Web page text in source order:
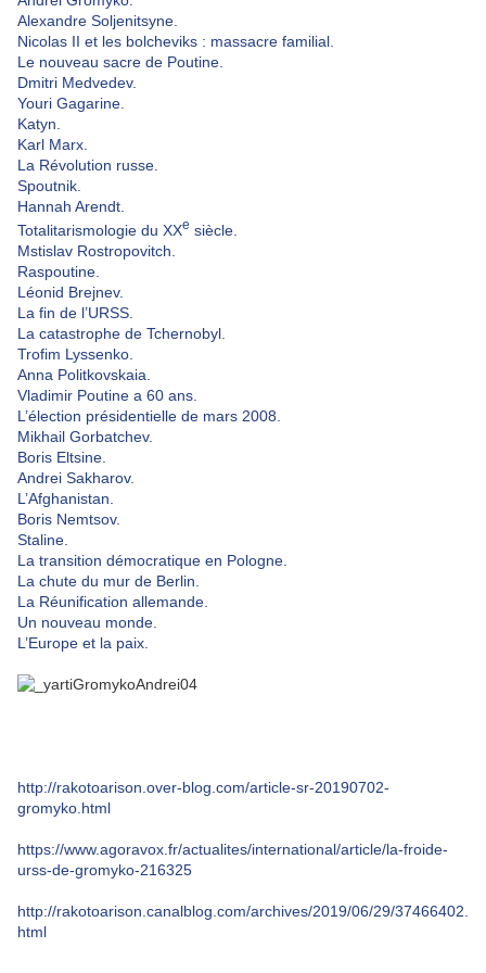
Alexandre Soljenitsyne.
Nicolas II et les bolcheviks : massacre familial.
Le nouveau sacre de Poutine.
Dmitri Medvedev.
Youri Gagarine.
Katyn.
Karl Marx.
La Révolution russe.
Spoutnik.
Hannah Arendt.
Totalitarismologie du XXe siècle.
Mstislav Rostropovitch.
Raspoutine.
Léonid Brejnev.
La fin de l’URSS.
La catastrophe de Tchernobyl.
Trofim Lyssenko.
Anna Politkovskaia.
Vladimir Poutine a 60 ans.
L’élection présidentielle de mars 2008.
Mikhail Gorbatchev.
Boris Eltsine.
Andrei Sakharov.
L’Afghanistan.
Boris Nemtsov.
Staline.
La transition démocratique en Pologne.
La chute du mur de Berlin.
La Réunification allemande.
Un nouveau monde.
L’Europe et la paix.
http://rakotoarison.over-blog.com/article-sr-20190702-
gromyko.html
https://www.agoravox.fr/actualites/international/article/la-froide-
urss-de-gromyko-216325
http://rakotoarison.canalblog.com/archives/2019/06/29/37466402.
html